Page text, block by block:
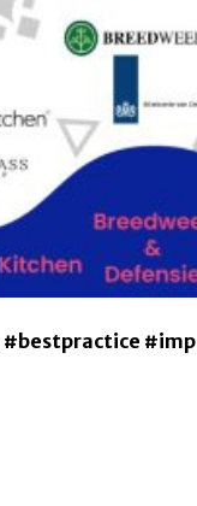
#bestpractice